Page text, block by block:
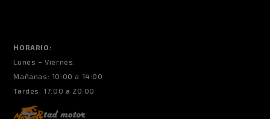
HORARIO:
Lunes – Viernes:
Mañanas: 10:00 a 14:00
Tardes: 17:00 a 20:00